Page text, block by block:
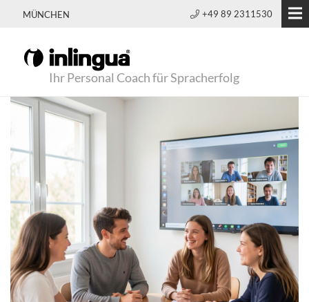
MÜNCHEN +49 89 2311530
Ihr Personal Coach für Spracherfolg